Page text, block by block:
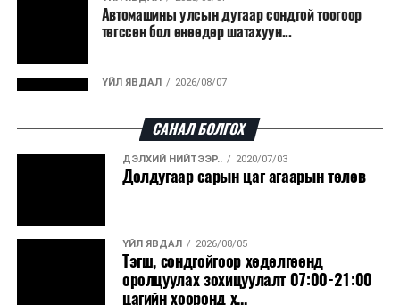
Автомашины улсын дугаар сондгой тоогоор
төгссөн бол өнөөдөр шатахуун...
ҮЙЛ ЯВДАЛ 2026/08/07
ДЭЛХИЙ НИЙТЭЭР..
“Уралдронзавод” компанийн ерөнхий
ҮЙЛ ЯВДАЛ
Сүхбаатар боомтоор тав хоногт 10 мянга гаруй
тонн АИ-92 автобензин и...
САНАЛ БОЛГОХ
ДЭЛХИЙ НИЙТЭЭР.. 2020/07/03
Долдугаар сарын цаг агаарын төлөв
ҮЙЛ ЯВДАЛ 2026/08/05
Тэгш, сондгойгоор хөдөлгөөнд
оролцуулах зохицуулалт 07:00-21:00
цагийн хооронд х...